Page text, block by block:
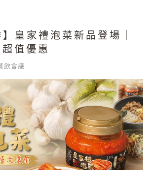
】皇家禮泡菜新品登場｜
值優惠
飲會議